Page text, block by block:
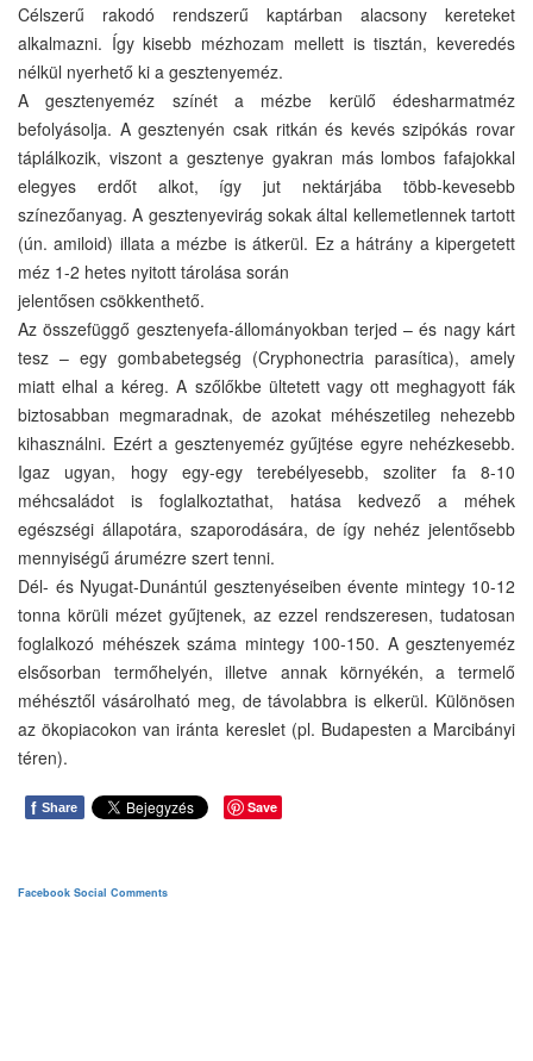
Célszerű rakodó rendszerű kaptárban alacsony kereteket
alkalmazni. Így kisebb mézhozam mellett is tisztán, keveredés
nélkül nyerhető ki a gesztenyeméz.
A gesztenyeméz színét a mézbe kerülő édesharmatméz
befolyásolja. A gesztenyén csak ritkán és kevés szipókás rovar
táplálkozik, viszont a gesztenye gyakran más lombos fafajokkal
elegyes erdőt alkot, így jut nektárjába több-kevesebb
színezőanyag. A gesztenyevirág sokak által kellemetlennek tartott
(ún. amiloid) illata a mézbe is átkerül. Ez a hátrány a kipergetett
méz 1-2 hetes nyitott tárolása során
jelentősen csökkenthető.
Az összefüggő gesztenyefa-állományokban terjed – és nagy kárt
tesz – egy gombabetegség (Cryphonectria parasítica), amely
miatt elhal a kéreg. A szőlőkbe ültetett vagy ott meghagyott fák
biztosabban megmaradnak, de azokat méhészetileg nehezebb
kihasználni. Ezért a gesztenyeméz gyűjtése egyre nehézkesebb.
Igaz ugyan, hogy egy-egy terebélyesebb, szoliter fa 8-10
méhcsaládot is foglalkoztathat, hatása kedvező a méhek
egészségi állapotára, szaporodására, de így nehéz jelentősebb
mennyiségű árumézre szert tenni.
Dél- és Nyugat-Dunántúl gesztenyéseiben évente mintegy 10-12
tonna körüli mézet gyűjtenek, az ezzel rendszeresen, tudatosan
foglalkozó méhészek száma mintegy 100-150. A gesztenyeméz
elsősorban termőhelyén, illetve annak környékén, a termelő
méhésztől vásárolható meg, de távolabbra is elkerül. Különösen
az ökopiacokon van iránta kereslet (pl. Budapesten a Marcibányi
téren).
f Share Save
Facebook Social Comments